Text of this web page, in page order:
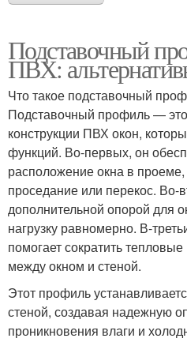
Подставочный
ПВХ:
Что такое подставочный
Подставочный профиль —
конструкции ПВХ окон,
функций. Во-первых, он
расположение окна в
проседание или перекос. Во-
дополнительной опорой для
нагрузку равномерно. В-
помогает сократить
между окном и стеной.
Этот профиль
стеной, создавая надежную
проникновения влаги и